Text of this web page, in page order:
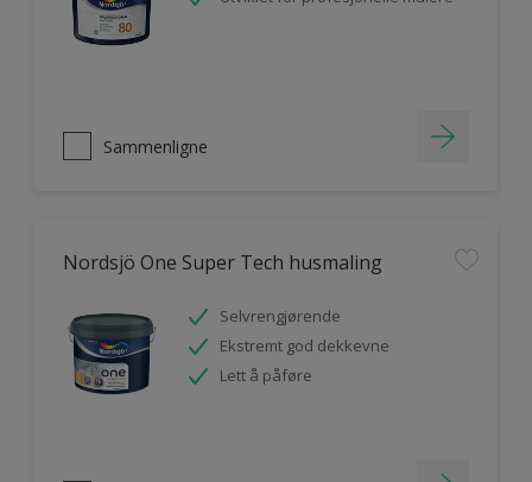
Sammenligne
Nordsjö One Super Tech husmaling
Selvrengjørende
Ekstremt god dekkevne
Lett å påføre